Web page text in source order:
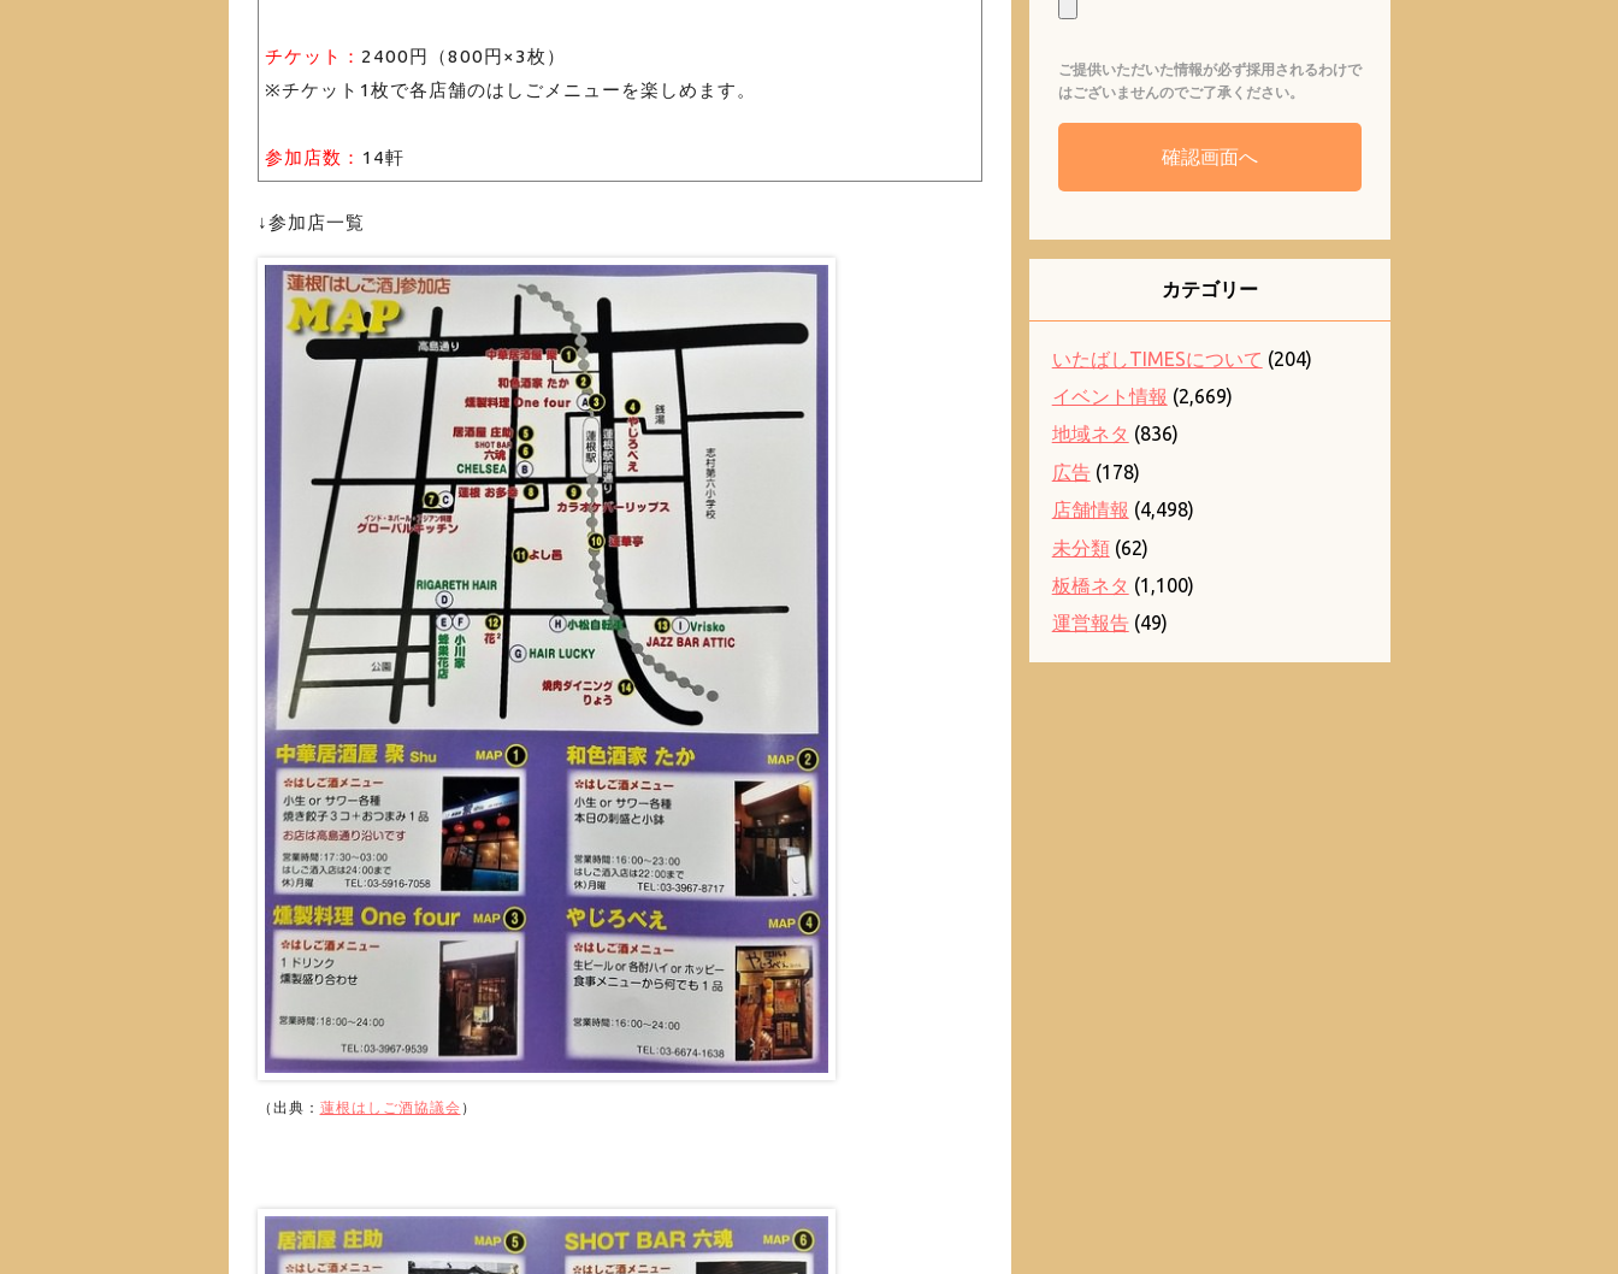
チケット： 2400円（800円×3枚）
※チケット1枚で各店舗のはしごメニューを楽しめます。
参加店数： 14軒
↓参加店一覧
（出典： 蓮根はしご酒協議会 ）
ご提供いただいた情報が必ず採用されるわけで
はございませんのでご了承ください。
カテゴリー
いたばしTIMESについて (204)
イベント情報 (2,669)
地域ネタ (836)
広告(178)
店舗情報 (4,498)
未分類(62)
板橋ネタ (1,100)
運営報告(49)